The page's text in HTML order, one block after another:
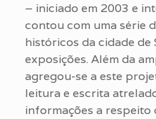
– iniciado em 2003 e
contou com uma série
históricos da cidade de
exposições. Além da
agregou-se a este
leitura e escrita
informações a respeito